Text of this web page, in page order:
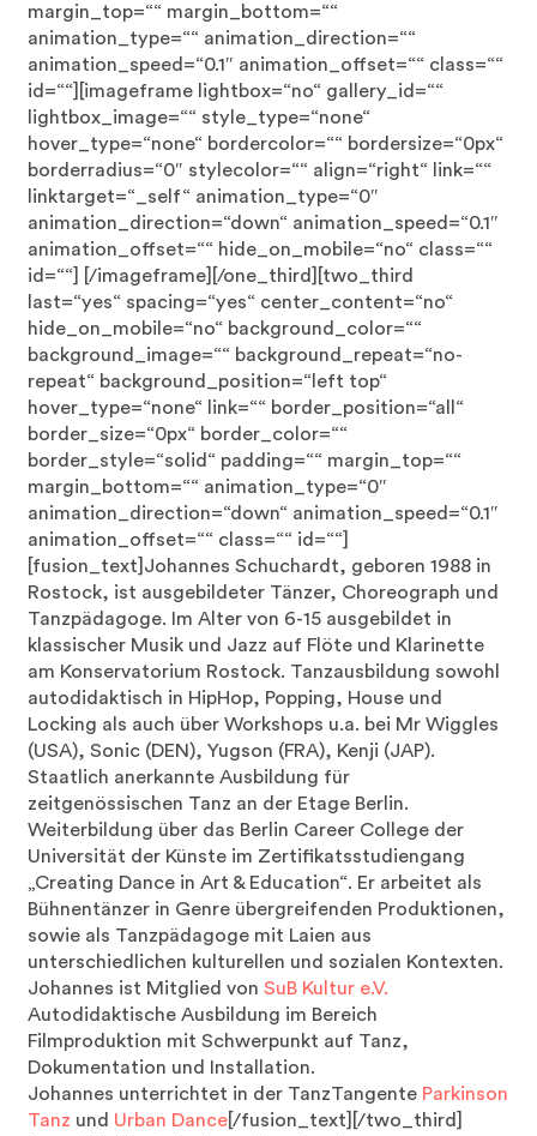
margin_top=““ margin_bottom=““
animation_type=““ animation_direction=““
animation_speed=“0.1″ animation_offset=““ class=““
id=““][imageframe lightbox=“no“ gallery_id=““
lightbox_image=““ style_type=“none“
hover_type=“none“ bordercolor=““ bordersize=“0px“
borderradius=“0″ stylecolor=““ align=“right“ link=““
linktarget=“_self“ animation_type=“0″
animation_direction=“down“ animation_speed=“0.1″
animation_offset=““ hide_on_mobile=“no“ class=““
id=““]
[/imageframe][/one_third][two_third
last=“yes“ spacing=“yes“ center_content=“no“
hide_on_mobile=“no“ background_color=““
background_image=““ background_repeat=“no-
repeat“ background_position=“left top“
hover_type=“none“ link=““ border_position=“all“
border_size=“0px“ border_color=““
border_style=“solid“ padding=““ margin_top=““
margin_bottom=““ animation_type=“0″
animation_direction=“down“ animation_speed=“0.1″
animation_offset=““ class=““ id=““]
[fusion_text]Johannes Schuchardt, geboren 1988 in
Rostock, ist ausgebildeter Tänzer, Choreograph und
Tanzpädagoge. Im Alter von 6-15 ausgebildet in
klassischer Musik und Jazz auf Flöte und Klarinette
am Konservatorium Rostock. Tanzausbildung sowohl
autodidaktisch in HipHop, Popping, House und
Locking als auch über Workshops u.a. bei Mr Wiggles
(USA), Sonic (DEN), Yugson (FRA), Kenji (JAP).
Staatlich anerkannte Ausbildung für
zeitgenössischen Tanz an der Etage Berlin.
Weiterbildung über das Berlin Career College der
Universität der Künste im Zertifikatsstudiengang
„Creating Dance in Art & Education“. Er arbeitet als
Bühnentänzer in Genre übergreifenden Produktionen,
sowie als Tanzpädagoge mit Laien aus
unterschiedlichen kulturellen und sozialen Kontexten.
Johannes ist Mitglied vonSuB Kultur e.V.
Autodidaktische Ausbildung im Bereich
Filmproduktion mit Schwerpunkt auf Tanz,
Dokumentation und Installation.
Johannes unterrichtet in der TanzTangente Parkinson
Tanz und Urban Dance [/fusion_text][/two_third]